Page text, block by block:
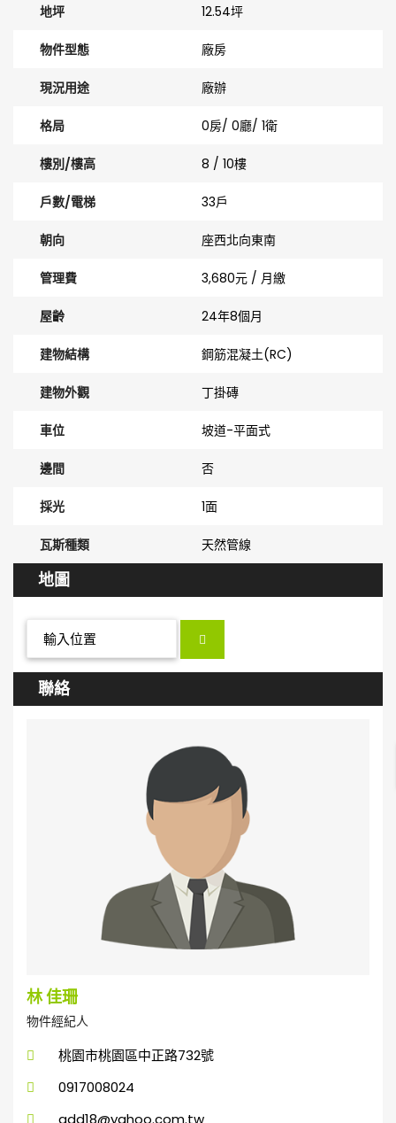
地坪 12.54坪
物件型態 廠房
現況用途 廠辦
格局 0房/ 0廳/ 1衛
樓別/樓高 8 / 10樓
戶數/電梯 33戶
朝向 座西北向東南
管理費 3,680元 / 月繳
屋齡 24年8個月
建物結構 鋼筋混凝土(RC)
建物外觀 丁掛磚
車位 坡道-平面式
邊間 否
採光 1面
瓦斯種類 天然管線
地圖
聯絡
林 佳珊
物件經紀人
桃園市桃園區中正路732號
0917008024
qdd18@yahoo.com.tw